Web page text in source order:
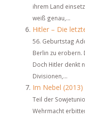
ihrem Land
weiß genau,...
Hitler – Die
56. Geburtstag
Berlin zu erobern.
Doch Hitler denkt
Divisionen,...
Im Nebel (2013)
Teil der
Wehrmacht